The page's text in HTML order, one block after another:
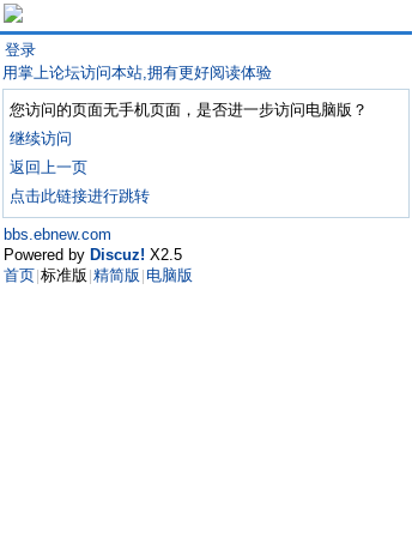
登录
用掌上论坛访问本站,拥有更好阅读体验
您访问的页面无手机页面，是否进一步访问电脑版？
继续访问
返回上一页
点击此链接进行跳转
bbs.ebnew.com
Powered by Discuz! X2.5
首页 标准版 精简版 电脑版